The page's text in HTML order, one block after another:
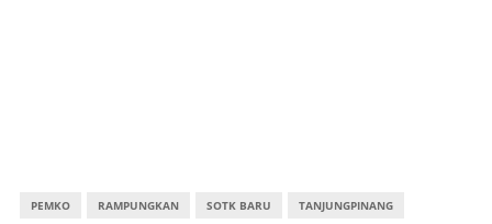
PEMKO RAMPUNGKAN SOTK BARU TANJUNGPINANG